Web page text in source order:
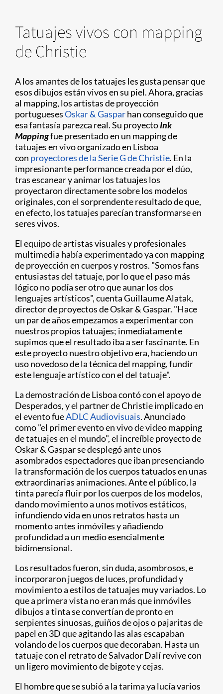
Tatuajes vivos con mapping
de Christie
A los amantes de los tatuajes les gusta pensar que
esos dibujos están vivos en su piel. Ahora, gracias
al mapping, los artistas de proyección
portuguesesOskar & Gasparhan conseguido que
esa fantasía parezca real. Su proyectoInk
Mappingfue presentado en un mapping de
tatuajes en vivo organizado en Lisboa
con proyectores de la Serie G de Christie. En la
impresionante performance creada por el dúo,
tras escanear y animar los tatuajes los
proyectaron directamente sobre los modelos
originales, con el sorprendente resultado de que,
en efecto, los tatuajes parecían transformarse en
seres vivos.
El equipo de artistas visuales y profesionales
multimedia había experimentado ya con mapping
de proyección en cuerpos y rostros. "Somos fans
entusiastas del tatuaje, por lo que el paso más
lógico no podía ser otro que aunar los dos
lenguajes artísticos", cuenta Guillaume Alatak,
director de proyectos de Oskar & Gaspar. "Hace
un par de años empezamos a experimentar con
nuestros propios tatuajes; inmediatamente
supimos que el resultado iba a ser fascinante. En
este proyecto nuestro objetivo era, haciendo un
uso novedoso de la técnica del mapping, fundir
este lenguaje artístico con el del tatuaje".
La demostración de Lisboa contó con el apoyo de
Desperados, y el partner de Christie implicado en
el evento fueADLC Audiovisuais. Anunciado
como "el primer evento en vivo de video mapping
de tatuajes en el mundo", el increíble proyecto de
Oskar & Gaspar se desplegó ante unos
asombrados espectadores que iban presenciando
la transformación de los cuerpos tatuados en unas
extraordinarias animaciones. Ante el público, la
tinta parecía fluir por los cuerpos de los modelos,
dando movimiento a unos motivos estáticos,
infundiendo vida en unos retratos hasta un
momento antes inmóviles y añadiendo
profundidad a un medio esencialmente
bidimensional.
Los resultados fueron, sin duda, asombrosos, e
incorporaron juegos de luces, profundidad y
movimiento a estilos de tatuajes muy variados. Lo
que a primera vista no eran más que inmóviles
dibujos a tinta se convertían de pronto en
serpientes sinuosas, guiños de ojos o pajaritas de
papel en 3D que agitando las alas escapaban
volando de los cuerpos que decoraban. Hasta un
tatuaje con el retrato de Salvador Dalí revive con
un ligero movimiento de bigote y cejas.
El hombre que se subió a la tarima ya lucía varios